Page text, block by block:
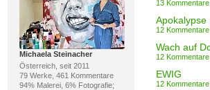
Michaela Steinacher
Österreich, seit 2011
79 Werke, 461 Kommentare
94% Malerei, 6% Fotografie;
13 Kommentare
Apokalypse
12 Kommentare
Wach auf
12 Kommentare
EWIG
12 Kommentare